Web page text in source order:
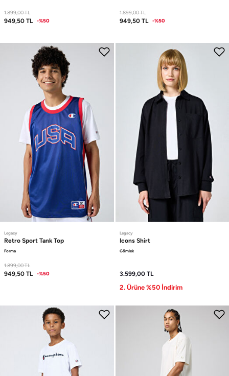
1.899,00TL
949,50 TL -%50
1.899,00TL
949,50 TL -%50
Legacy
Retro Sport Tank Top
Forma
1.899,00TL
949,50 TL -%50
Legacy
Icons Shirt
Gömlek
3.599,00 TL
2. Ürüne %50 İndirim